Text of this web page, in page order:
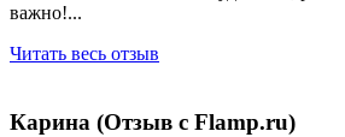
важно!...
Читать весь отзыв
Карина (Отзыв с Flamp.ru)